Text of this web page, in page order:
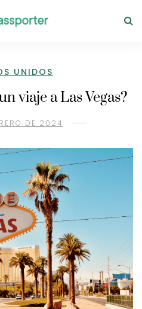
UNIDOS
viaje a Las Vegas?
DE 2024